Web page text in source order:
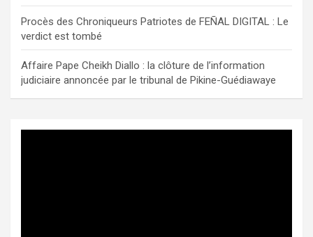
Procès des Chroniqueurs Patriotes de FEÑAL DIGITAL : Le
verdict est tombé
Affaire Pape Cheikh Diallo : la clôture de l’information
judiciaire annoncée par le tribunal de Pikine-Guédiawaye